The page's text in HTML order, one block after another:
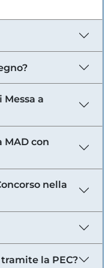
a
MAD con
nella
la PEC?